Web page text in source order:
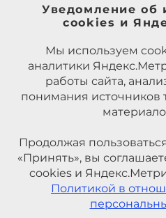
Уведомление об
cookies и
Мы используем
аналитики
работы сайта,
понимания источников
Продолжая
«Принять», вы
cookies и
Политикой в